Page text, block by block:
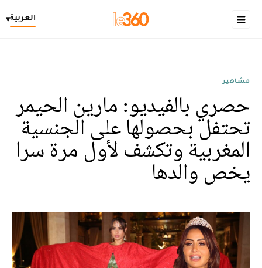
العربية▾
مشاهير
حصري بالفيديو: مارين الحيمر
تحتفل بحصولها على الجنسية
المغربية وتكشف لأول مرة سرا
يخص والدها